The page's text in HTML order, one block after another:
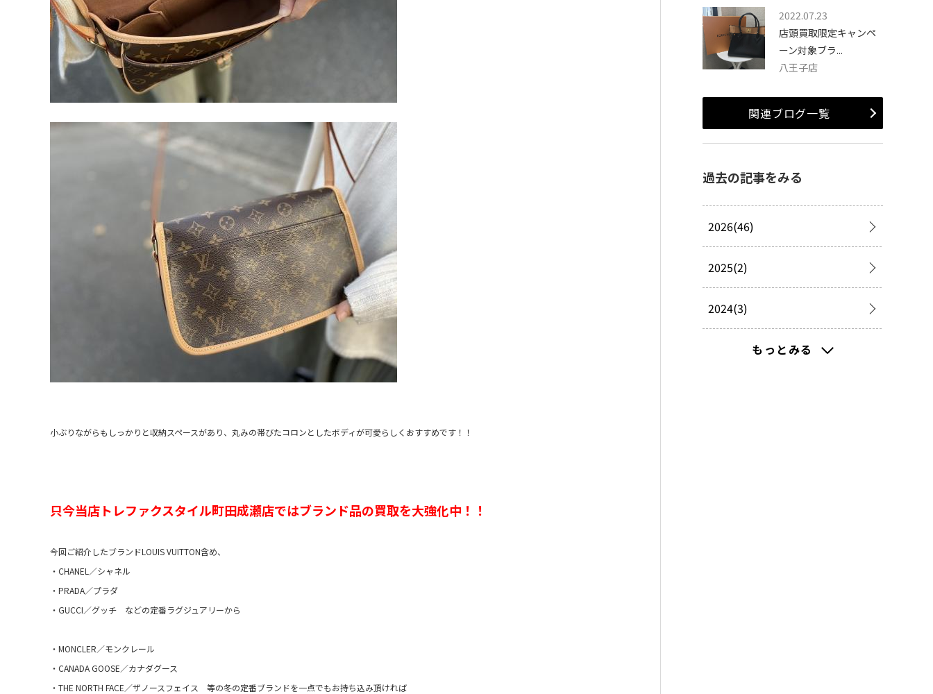
小ぶりながらもしっかりと収納スペースがあり、丸みの帯びたコロンとしたボディが可愛らしくおすすめです！！
只今当店トレファクスタイル町田成瀬店ではブランド品の買取を大強化中！！
今回ご紹介したブランドLOUIS VUITTON含め、
・CHANEL／シャネル
・PRADA／プラダ
・GUCCI／グッチ などの定番ラグジュアリーから
・MONCLER／モンクレール
・CANADA GOOSE／カナダグース
・THE NORTH FACE／ザノースフェイス 等の冬の定番ブランドを一点でもお持ち込み頂ければ
2022.07.23
店頭買取限定キャンペ
ーン対象ブラ...
八王子店
関連ブログ一覧
過去の記事をみる
2026(46)
2025(2)
2024(3)
もっとみる